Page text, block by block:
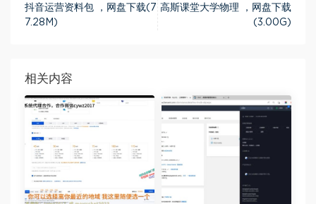
抖音运营资料包 ，网盘下载(7
7.28M)
高斯课堂大学物理 ，网盘下载
(3.00G)
相关内容